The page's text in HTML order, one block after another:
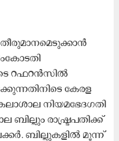
റഫറൻസിൽ
കേരള
നിയമഭേദഗതി
ബില്ലും രാഷ്ട്രപതിക്ക്
ബില്ലുകളിൽ മൂന്ന്